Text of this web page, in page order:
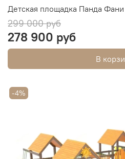
Детская площадка Панда
299 000 руб
278 900 руб
В
-4%